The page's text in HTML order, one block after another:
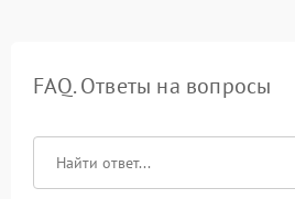
FAQ. Ответы на вопросы